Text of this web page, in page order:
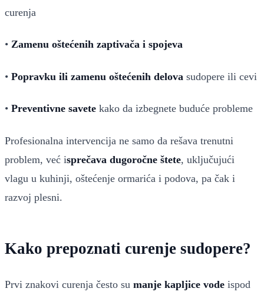
curenja
• Zamenu oštećenih zaptivača i spojeva
• Popravku ili zamenu oštećenih delova sudopere ili cevi
• Preventivne savete kako da izbegnete buduće probleme
Profesionalna intervencija ne samo da rešava trenutni
problem, već isprečava dugoročne štete, uključujući
vlagu u kuhinji, oštećenje ormarića i podova, pa čak i
razvoj plesni.
Kako prepoznati curenje sudopere?
Prvi znakovi curenja često su manje kapljice vode ispod